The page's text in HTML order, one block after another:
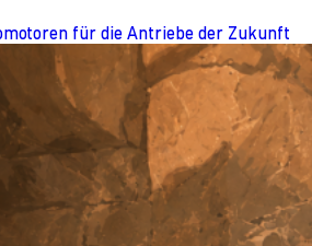
für die Antriebe der Zukunft